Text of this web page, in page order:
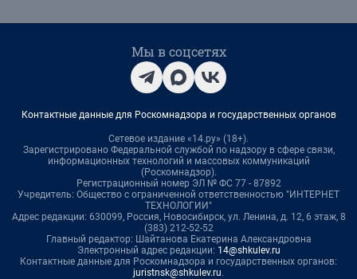
Мы в соцсетях
Контактные данные для Роскомнадзора и государственных органов
Сетевое издание «14.ру» (18+).
Зарегистрировано Федеральной службой по надзору в сфере связи,
информационных технологий и массовых коммуникаций
(Роскомнадзор).
Регистрационный номер ЭЛ № ФС 77 - 87892
Учредитель: Общество с ограниченной ответственностью "ИНТЕРНЕТ
ТЕХНОЛОГИИ"
Адрес редакции: 630099, Россия, Новосибирск, ул. Ленина, д. 12, 6 этаж, 8
(383) 212-52-52
Главный редактор: Шайтанова Екатерина Александровна
Электронный адрес редакции: 14@shkulev.ru
Контактные данные для Роскомнадзора и государственных органов:
juristnsk@shkulev.ru.